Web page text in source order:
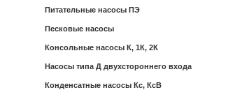
Питательные насосы ПЭ
Песковые насосы
Консольные насосы К, 1К, 2К
Насосы типа Д двухстороннего входа
Конденсатные насосы Кс, КсВ